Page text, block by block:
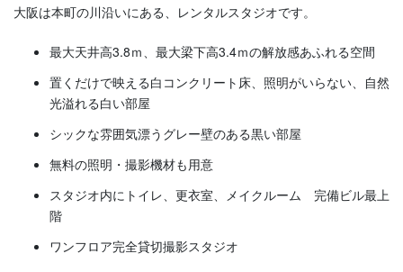
大阪は本町の川沿いにある、レンタルスタジオです。
最大天井高3.8ｍ、最大梁下高3.4ｍの解放感あふれる空間
置くだけで映える白コンクリート床、照明がいらない、自然
光溢れる白い部屋
シックな雰囲気漂うグレー壁のある黒い部屋
無料の照明・撮影機材も用意
スタジオ内にトイレ、更衣室、メイクルーム 完備ビル最上
階
ワンフロア完全貸切撮影スタジオ